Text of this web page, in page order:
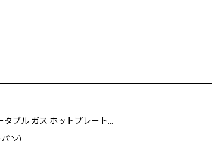
ブル ガス ホットプレート...
ン）